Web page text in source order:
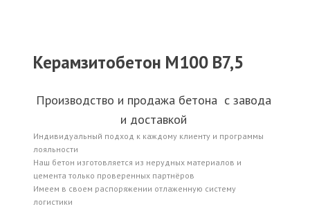
Керамзитобетон М100 В7,5
Производство и продажа бетона с завода
и доставкой
Индивидуальный подход к каждому клиенту и программы
лояльности
Наш бетон изготовляется из нерудных материалов и
цемента только проверенных партнёров
Имеем в своем распоряжении отлаженную систему
логистики